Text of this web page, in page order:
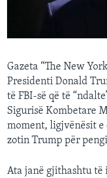
INTERVISTA
Gazeta “The New
Presidenti Donald
të FBI-së që të
Sigurisë Kombetare
moment, ligjvënësit
zotin Trump për
Ata janë gjithashtu